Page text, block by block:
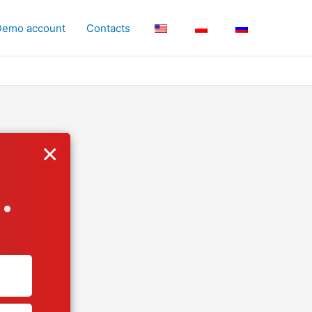
account Contacts
×